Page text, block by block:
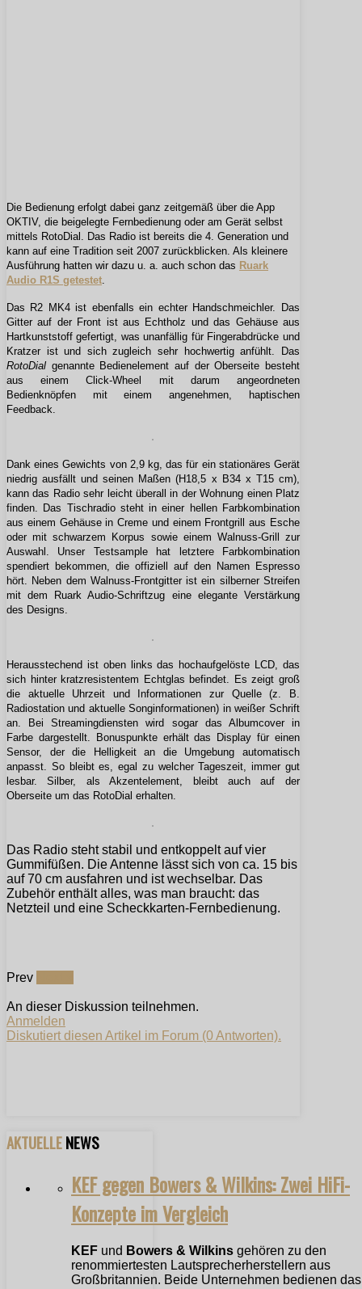
Die Bedienung erfolgt dabei ganz zeitgemäß über die App
OKTIV, die beigelegte Fernbedienung oder am Gerät selbst
mittels RotoDial. Das Radio ist bereits die 4. Generation und
kann auf eine Tradition seit 2007 zurückblicken. Als kleinere
Ausführung hatten wir dazu u. a. auch schon das Ruark
Audio R1S getestet.
Das R2 MK4 ist ebenfalls ein echter Handschmeichler. Das
Gitter auf der Front ist aus Echtholz und das Gehäuse aus
Hartkunststoff gefertigt, was unanfällig für Fingerabdrücke und
Kratzer ist und sich zugleich sehr hochwertig anfühlt. Das
RotoDial genannte Bedienelement auf der Oberseite besteht
aus einem Click-Wheel mit darum angeordneten
Bedienknöpfen mit einem angenehmen, haptischen
Feedback.
Dank eines Gewichts von 2,9 kg, das für ein stationäres Gerät
niedrig ausfällt und seinen Maßen (H18,5 x B34 x T15 cm),
kann das Radio sehr leicht überall in der Wohnung einen Platz
finden. Das Tischradio steht in einer hellen Farbkombination
aus einem Gehäuse in Creme und einem Frontgrill aus Esche
oder mit schwarzem Korpus sowie einem Walnuss-Grill zur
Auswahl. Unser Testsample hat letztere Farbkombination
spendiert bekommen, die offiziell auf den Namen Espresso
hört. Neben dem Walnuss-Frontgitter ist ein silberner Streifen
mit dem Ruark Audio-Schriftzug eine elegante Verstärkung
des Designs.
Herausstechend ist oben links das hochaufgelöste LCD, das
sich hinter kratzresistentem Echtglas befindet. Es zeigt groß
die aktuelle Uhrzeit und Informationen zur Quelle (z. B.
Radiostation und aktuelle Songinformationen) in weißer Schrift
an. Bei Streamingdiensten wird sogar das Albumcover in
Farbe dargestellt. Bonuspunkte erhält das Display für einen
Sensor, der die Helligkeit an die Umgebung automatisch
anpasst. So bleibt es, egal zu welcher Tageszeit, immer gut
lesbar. Silber, als Akzentelement, bleibt auch auf der
Oberseite um das RotoDial erhalten.
Das Radio steht stabil und entkoppelt auf vier
Gummifüßen. Die Antenne lässt sich von ca. 15 bis
auf 70 cm ausfahren und ist wechselbar. Das
Zubehör enthält alles, was man braucht: das
Netzteil und eine Scheckkarten-Fernbedienung.
Prev
An dieser Diskussion teilnehmen.
Anmelden
Diskutiert diesen Artikel im Forum (0 Antworten).
AKTUELLENEWS
KEF gegen Bowers & Wilkins: Zwei HiFi-
Konzepte im Vergleich
KEF und Bowers & Wilkins gehören zu den
renommiertesten Lautsprecherherstellern aus
Großbritannien. Beide Unternehmen bedienen das